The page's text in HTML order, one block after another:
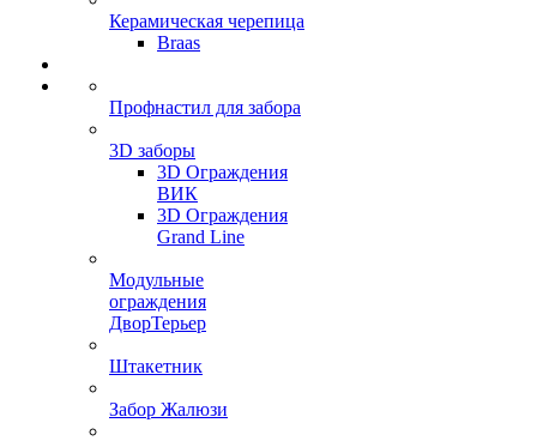
Керамическая черепица
Braas
Профнастил для забора
3D заборы
3D Ограждения
ВИК
3D Ограждения
Grand Line
Модульные
ограждения
ДворТерьер
Штакетник
Забор Жалюзи